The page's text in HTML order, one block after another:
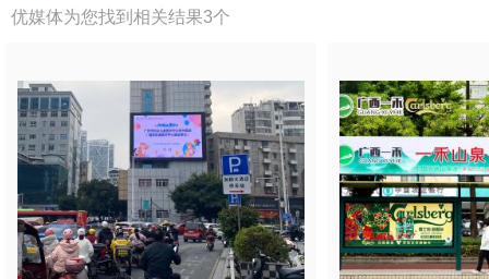
优媒体为您找到相关结果3个